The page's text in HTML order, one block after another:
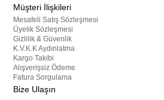
Müşteri İlişkileri
Mesafeli Satış Sözleşmesi
Üyelik Sözleşmesi
Gizlilik & Güvenlik
K.V.K.K Aydınlatma
Kargo Takibi
Alışverişsiz Ödeme
Fatura Sorgulama
Bize Ulaşın